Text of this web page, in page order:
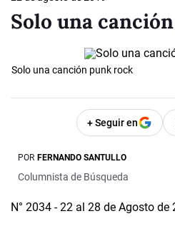
Solo una
Solo una canción punk rock
+ Seguir en
POR FERNANDO SANTULLO
Columnista de Búsqueda
N° 2034 - 22 al 28 de Agosto de